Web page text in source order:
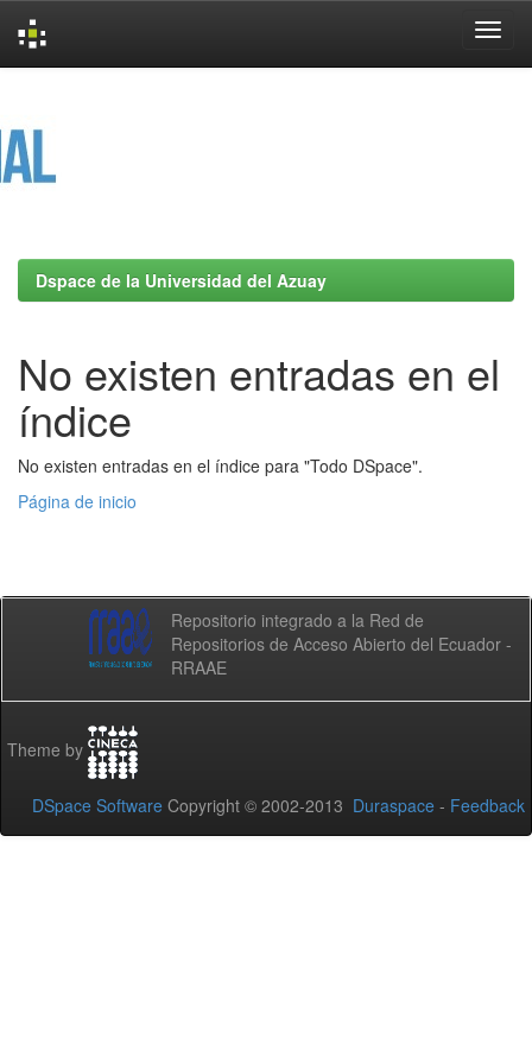
Dspace de la Universidad del Azuay
No existen entradas en el
índice
No existen entradas en el índice para "Todo DSpace".
Página de inicio
Repositorio integrado a la Red de
Repositorios de Acceso Abierto del Ecuador -
RRAAE
Theme by
DSpace Software Copyright © 2002-2013 Duraspace - Feedback